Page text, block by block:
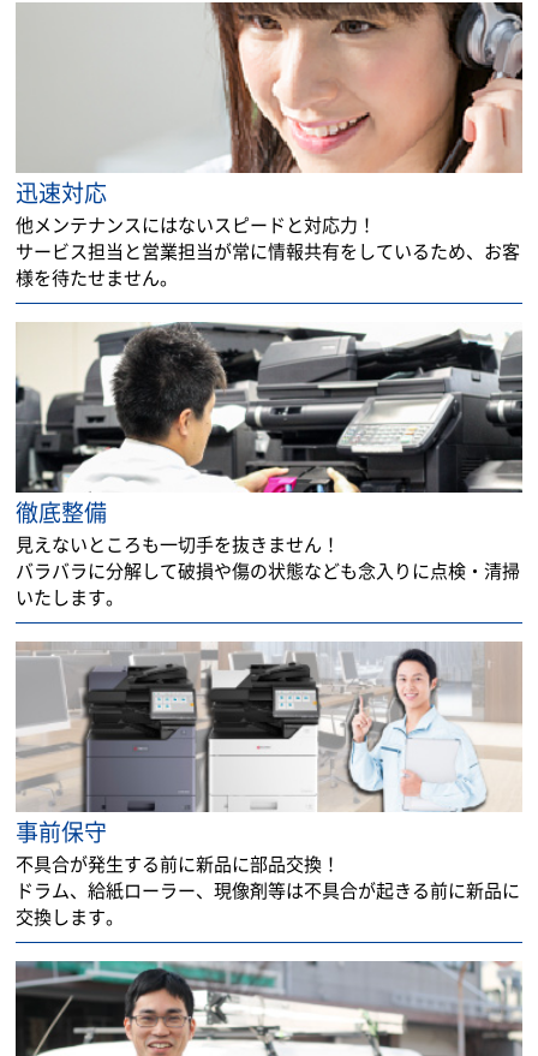
迅速対応
他メンテナンスにはないスピードと対応力！
サービス担当と営業担当が常に情報共有をしているため、お客
様を待たせません。
徹底整備
見えないところも一切手を抜きません！
バラバラに分解して破損や傷の状態なども念入りに点検・清掃
いたします。
事前保守
不具合が発生する前に新品に部品交換！
ドラム、給紙ローラー、現像剤等は不具合が起きる前に新品に
交換します。